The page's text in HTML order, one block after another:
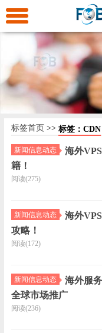
返
首
外
务
器
海
云
主
机
外
虚
拟
主
机
海
外
域
名
SSL
证
书
企
业
邮
箱
联
系
我
优
惠
公
标签首页>> 标签：CDN
新闻信息动态
海外
籍！
阅读(275)
新闻信息动态
海外
攻略！
阅读(172)
新闻信息动态
海外服
全球市场推广
阅读(236)